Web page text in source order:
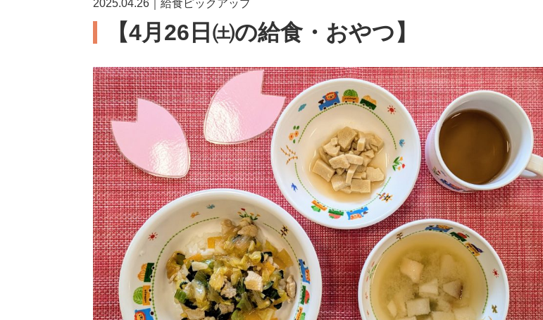
2025.04.26｜給食ピックアップ
【4月26日㈯の給食・おやつ】